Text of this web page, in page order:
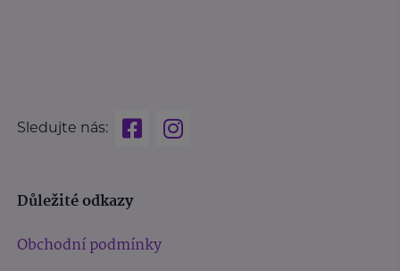
Sledujte nás:
Důležité odkazy
Obchodní podmínky